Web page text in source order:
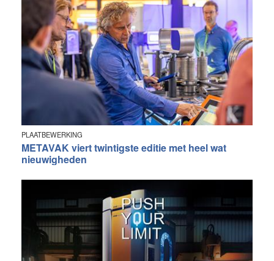
PLAATBEWERKING
METAVAK viert twintigste editie met heel wat
nieuwigheden